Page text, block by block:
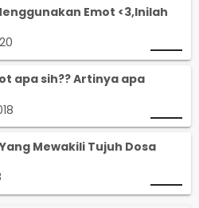
Emot <3,Inilah
apa sih?? Artinya apa
Mewakili Tujuh Dosa